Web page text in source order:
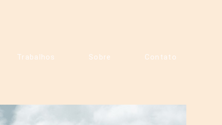
Trabalhos Sobre Contato